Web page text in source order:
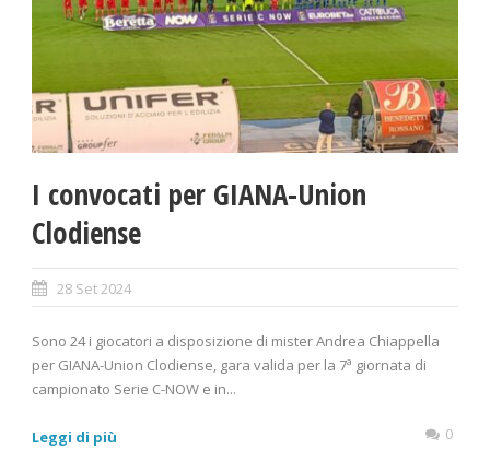
I convocati per GIANA-Union
Clodiense
28 Set 2024
Sono 24 i giocatori a disposizione di mister Andrea Chiappella
per GIANA-Union Clodiense, gara valida per la 7ª giornata di
campionato Serie C-NOW e in...
Leggi di più 0